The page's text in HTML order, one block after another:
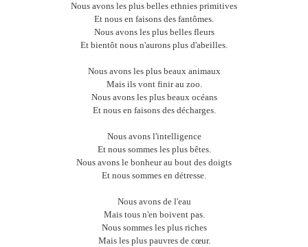
Nous avons les plus belles ethnies primitives
Et nous en faisons des fantômes.
Nous avons les plus belles fleurs
Et bientôt nous n'aurons plus d'abeilles.
Nous avons les plus beaux animaux
Mais ils vont finir au zoo.
Nous avons les plus beaux océans
Et nous en faisons des décharges.
Nous avons l'intelligence
Et nous sommes les plus bêtes.
Nous avons le bonheur au bout des doigts
Et nous sommes en détresse.
Nous avons de l'eau
Mais tous n'en boivent pas.
Nous sommes les plus riches
Mais les plus pauvres de cœur.